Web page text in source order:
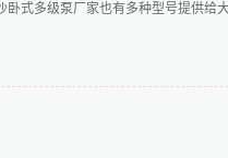
，以及轴承温度超出正常温度时，
式多级泵厂家也有多种型号提供给